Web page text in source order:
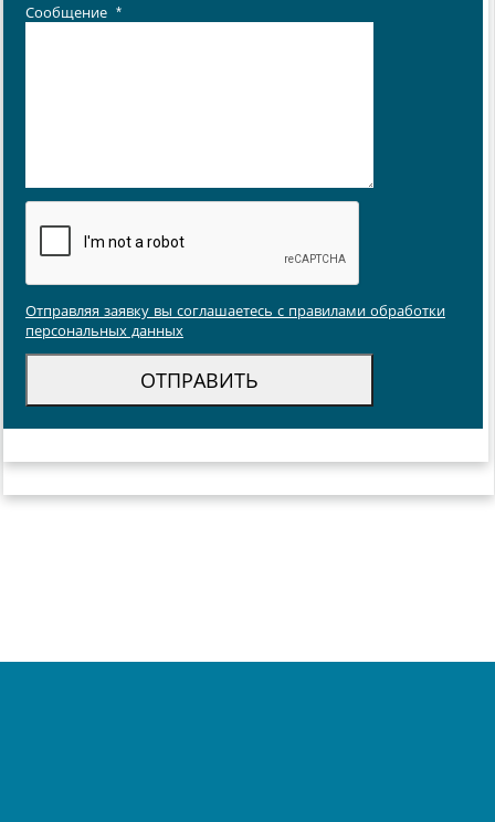
Сообщение *
Отправляя заявку вы соглашаетесь с правилами обработки
персональных данных